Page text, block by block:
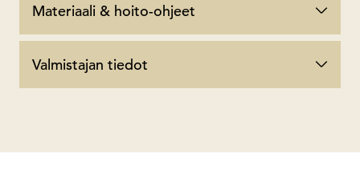
Materiaali & hoito-ohjeet
Valmistajan tiedot